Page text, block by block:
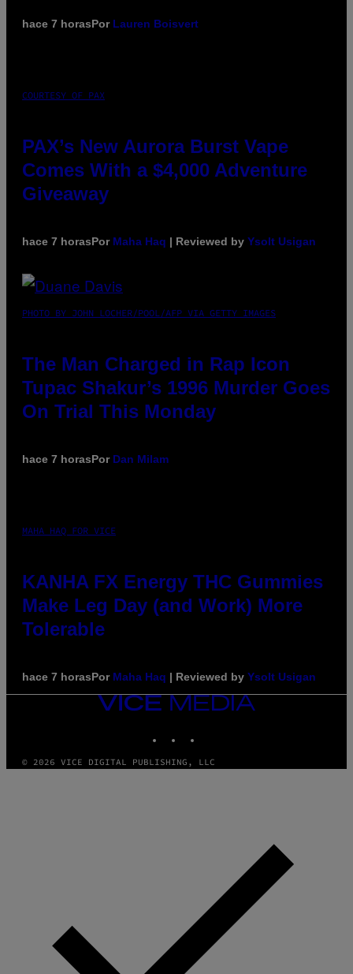
hace 7 horasPor Lauren Boisvert
COURTESY OF PAX
PAX’s New Aurora Burst Vape
Comes With a $4,000 Adventure
Giveaway
hace 7 horasPor Maha Haq | Reviewed by Ysolt Usigan
PHOTO BY JOHN LOCHER/POOL/AFP VIA GETTY IMAGES
The Man Charged in Rap Icon
Tupac Shakur’s 1996 Murder Goes
On Trial This Monday
hace 7 horasPor Dan Milam
MAHA HAQ FOR VICE
KANHA FX Energy THC Gummies
Make Leg Day (and Work) More
Tolerable
hace 7 horasPor Maha Haq | Reviewed by Ysolt Usigan
VICE
MEDIA
© 2026 VICE DIGITAL PUBLISHING, LLC